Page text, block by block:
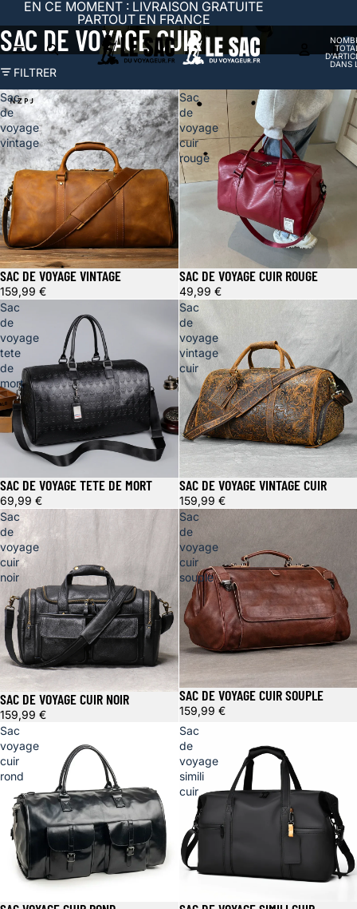
EN CE MOMENT : LIVRAISON GRATUITE
PARTOUT EN FRANCE
DANS
SAC DE VOYAGE CUIR
FILTRER
Sac
de
voyage
vintage
SAC DE VOYAGE VINTAGE
159,99 €
Sac
de
voyage
cuir
rouge
SAC DE VOYAGE CUIR ROUGE
49,99 €
Sac
de
voyage
tete
de
mort
SAC DE VOYAGE TETE DE MORT
69,99 €
Sac
de
voyage
vintage
cuir
SAC DE VOYAGE VINTAGE CUIR
159,99 €
Sac
de
voyage
cuir
noir
SAC DE VOYAGE CUIR NOIR
159,99 €
Sac
de
voyage
cuir
souple
SAC DE VOYAGE CUIR SOUPLE
159,99 €
Sac
voyage
cuir
rond
Sac
de
voyage
simili
cuir